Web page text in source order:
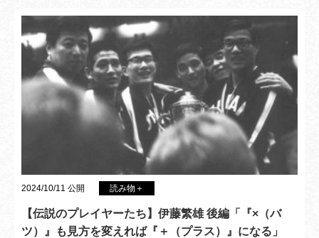
2024/10/11 公開 読み物＋
【伝説のプレイヤーたち】伊藤繁雄 後編「『×（バ
ツ）』も見方を変えれば『＋（プラス）』になる」